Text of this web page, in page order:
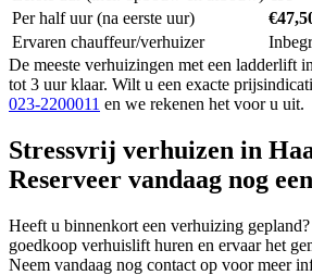
Per half uur (na eerste uur)
Ervaren chauffeur/verhuizer
De meeste verhuizingen met een ladderlift
tot 3 uur klaar. Wilt u een exacte
023-2200011 en we rekenen het voor u uit.
Stressvrij verhuizen in
Reserveer vandaag nog
Heeft u binnenkort een verhuizing
goedkoop verhuislift huren en ervaar het
Neem vandaag nog contact op voor meer